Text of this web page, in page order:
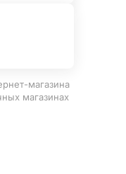
магазина
магазинах